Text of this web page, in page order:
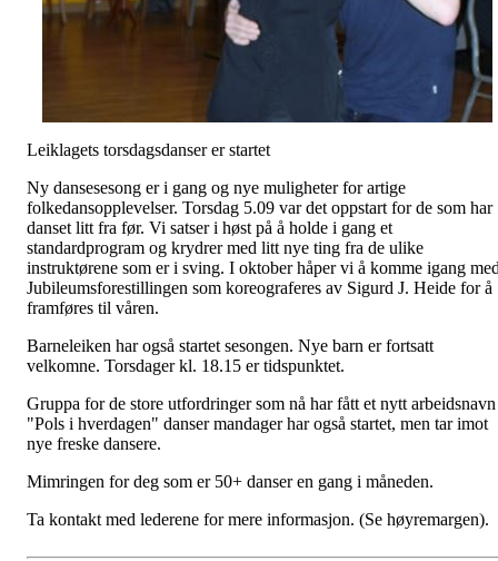
Leiklagets torsdagsdanser er startet
Ny dansesesong er i gang og nye muligheter for artige
folkedansopplevelser. Torsdag 5.09 var det oppstart for de som har
danset litt fra før. Vi satser i høst på å holde i gang et
standardprogram og krydrer med litt nye ting fra de ulike
instruktørene som er i sving. I oktober håper vi å komme igang
Jubileumsforestillingen som koreograferes av Sigurd J. Heide for å
framføres til våren.
Barneleiken har også startet sesongen. Nye barn er fortsatt
velkomne. Torsdager kl. 18.15 er tidspunktet.
Gruppa for de store utfordringer som nå har fått et nytt arbeidsnavn
"Pols i hverdagen" danser mandager har også startet, men tar imot
nye freske dansere.
Mimringen for deg som er 50+ danser en gang i måneden.
Ta kontakt med lederene for mere informasjon. (Se høyremargen).